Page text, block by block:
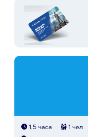
1,5 часа 1 чел